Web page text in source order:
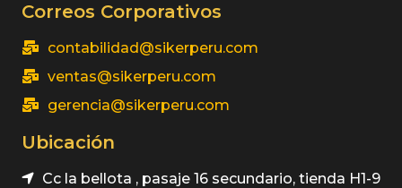
Correos Corporativos
contabilidad@sikerperu.com
ventas@sikerperu.com
gerencia@sikerperu.com
Ubicación
Cc la bellota , pasaje 16 secundario, tienda H1-9